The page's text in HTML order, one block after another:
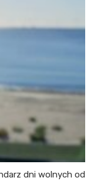
dni wolnych od